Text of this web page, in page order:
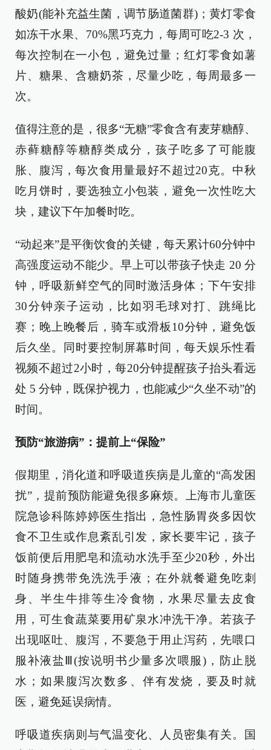
酸奶(能补充益生菌，调节肠道菌群)；黄灯零食
如冻干水果、70%黑巧克力，每周可吃2-3 次，
每次控制在一小包，避免过量；红灯零食如薯
片、糖果、含糖奶茶，尽量少吃，每周最多一
次。
值得注意的是，很多“无糖”零食含有麦芽糖醇、
赤藓糖醇等糖醇类成分，孩子吃多了可能腹
胀、腹泻，每次食用量最好不超过20克。中秋
吃月饼时，要选独立小包装，避免一次性吃大
块，建议下午加餐时吃。
“动起来”是平衡饮食的关键，每天累计60分钟中
高强度运动不能少。早上可以带孩子快走 20 分
钟，呼吸新鲜空气的同时激活身体；下午安排
30分钟亲子运动，比如羽毛球对打、跳绳比
赛；晚上晚餐后，骑车或滑板10分钟，避免饭
后久坐。同时要控制屏幕时间，每天娱乐性看
视频不超过2小时，每20分钟提醒孩子抬头看远
处 5 分钟，既保护视力，也能减少“久坐不动”的
时间。
预防“旅游病”：提前上“保险”
假期里，消化道和呼吸道疾病是儿童的“高发困
扰”，提前预防能避免很多麻烦。上海市儿童医
院急诊科陈婷婷医生指出，急性肠胃炎多因饮
食不卫生或作息紊乱引发，家长要牢记，孩子
饭前便后用肥皂和流动水洗手至少20秒，外出
时随身携带免洗洗手液；在外就餐避免吃刺
身、半生牛排等生冷食物，水果尽量去皮食
用，可生食蔬菜要用矿泉水冲洗干净。若孩子
出现呕吐、腹泻，不要急于用止泻药，先喂口
服补液盐Ⅲ(按说明书少量多次喂服)，防止脱
水；如果腹泻次数多、伴有发烧，要及时就
医，避免延误病情。
呼吸道疾病则与气温变化、人员密集有关。国